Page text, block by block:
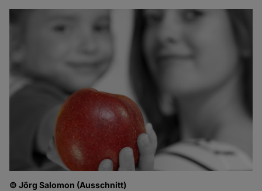
© Jörg Salomon (Ausschnitt)